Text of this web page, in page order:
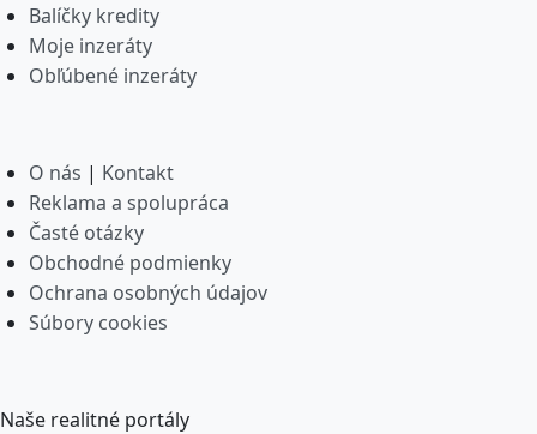
Balíčky kredity
Moje inzeráty
Obľúbené inzeráty
O nás | Kontakt
Reklama a spolupráca
Časté otázky
Obchodné podmienky
Ochrana osobných údajov
Súbory cookies
Naše realitné portály